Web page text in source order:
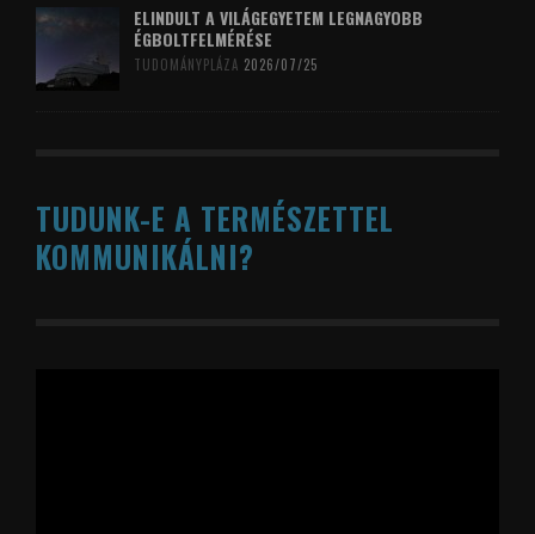
ELINDULT A VILÁGEGYETEM LEGNAGYOBB
ÉGBOLTFELMÉRÉSE
TUDOMÁNYPLÁZA 2026/07/25
TUDUNK-E A TERMÉSZETTEL
KOMMUNIKÁLNI?